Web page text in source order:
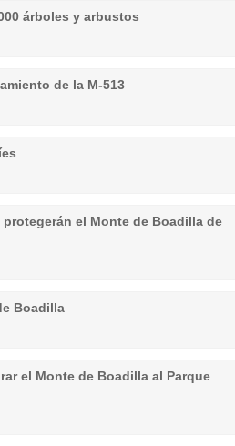
árboles y arbustos
de la M-513
el Monte de Boadilla de
Boadilla
el Monte de Boadilla al Parque